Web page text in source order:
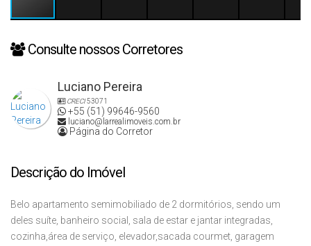
Consulte nossos Corretores
Luciano Pereira
CRECI53071
+55 (51) 99646-9560
luciano@larrealimoveis.com.br
Página do Corretor
Descrição do Imóvel
Belo apartamento semimobiliado de 2 dormitórios, sendo um
deles suíte, banheiro social, sala de estar e jantar integradas,
cozinha,área de serviço, elevador,sacada courmet, garagem